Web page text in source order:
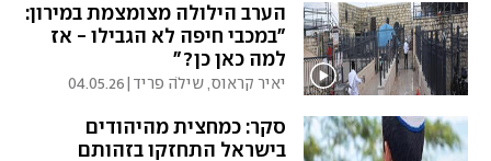
הערב הילולה מצומצמת במירון:
"במכבי חיפה לא הגבילו - אז
למה כאן כן?"
יאיר קראוס, שילֹה פריד 04.05.26
סקר: כמחצית מהיהודים
בישראל התחזקו בזהותם